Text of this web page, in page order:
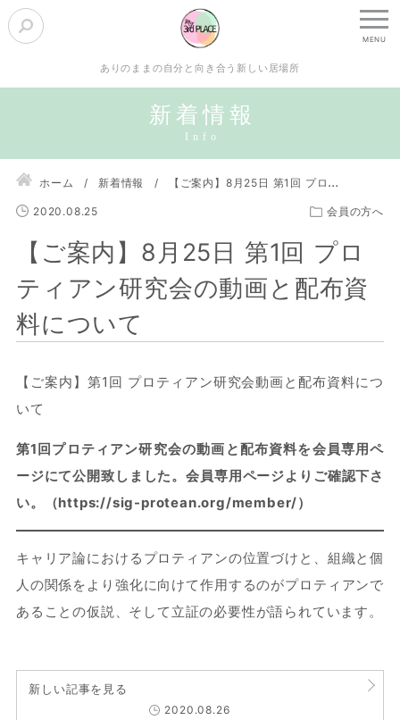
ありのままの自分と向き合う新しい居場所
新着情報
ホーム 新着情報 【ご案内】8月25日 第1回 プロティアン研究会の動画と配布資料について
2020.08.25 会員の方へ
【ご案内】8月25日 第1回 プロ
ティアン研究会の動画と配布資
料について
【ご案内】第1回 プロティアン研究会動画と配布資料につ
いて
第1回プロティアン研究会の動画と配布資料を会員専用ペ
ージにて公開致しました。会員専用ページよりご確認下さ
い。（https://sig-protean.org/member/）
キャリア論におけるプロティアンの位置づけと、組織と個
人の関係をより強化に向けて作用するのがプロティアンで
あることの仮説、そして立証の必要性が語られています。
新しい記事を見る
2020.08.26